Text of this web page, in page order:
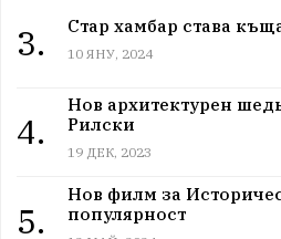
3. Стар хамбар става
10 ЯНУ, 2024
4.
Нов архитектурен
Рилски
19 ДЕК, 2023
5.
Нов филм за
популярност